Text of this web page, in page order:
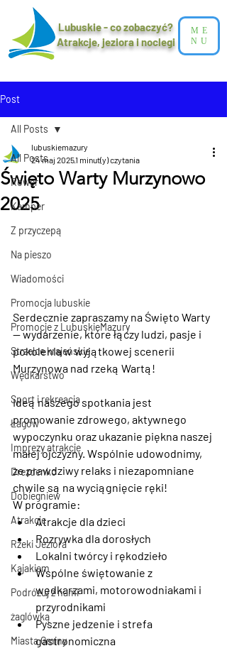
Lubuskie - co zobaczyć?
Atrakcje, jeziora i noclegi​
ME
NU
Post
All Posts
Rower
Kamper
Z przyczepą
Na pieszo
Wiadomości
Promocja lubuskie
Promocje z LubuskieMazury
Strzelce krajeńskie
Wędkarstwo
Sport i rekreacja
Łagów
Imprezy atrakcje
Drezdenko
Dobiegniew
Atrakcje
Rzeki Jeziora
Kajakiem
Podróżuj z nami
żaglówką
Miasta Gminy
All Posts
Święto Warty Murzynowo
2025
lubuskiemazury
24 maj 20251 minut(y) czytania
Serdecznie zapraszamy na Święto Warty
— wydarzenie, które łączy ludzi, pasje i
pokolenia w wyjątkowej scenerii
Murzynowa nad rzeką Wartą!
Ideą naszego spotkania jest
promowanie zdrowego, aktywnego
wypoczynku oraz ukazanie piękna naszej
małej ojczyzny. Wspólnie udowodnimy,
że prawdziwy relaks i niezapomniane
chwile są na wyciągnięcie ręki!
W programie:
Atrakcje dla dzieci
Rozrywka dla dorosłych
Lokalni twórcy i rękodzieło
Wspólne świętowanie z
wędkarzami, motorowodniakami i
przyrodnikami
Pyszne jedzenie i strefa
gastronomiczna